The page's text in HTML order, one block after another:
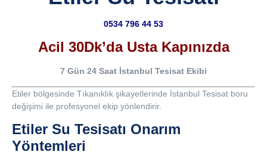
0534 796 44 53
Acil 30Dk’da Usta Kapınızda
7 Gün 24 Saat İstanbul Tesisat Ekibi
Etiler bölgesinde Tıkanıklık şikayetlerinde İstanbul Tesisat boru
değişimi ile profesyonel ekip yönlendirir.
Etiler Su Tesisatı Onarım
Yöntemleri